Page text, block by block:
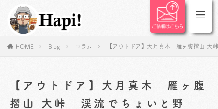
HOME Blog コラム 【アウトドア】大月真木 雁ヶ腹摺山 大
【アウトドア】大月真木 雁ヶ腹
摺山 大峠 渓流でちょいと野